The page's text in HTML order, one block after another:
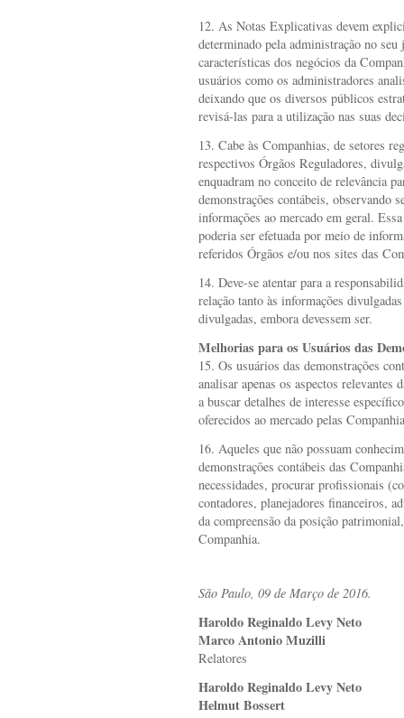
12. As Notas Explicativas devem
determinado pela administração no
características dos negócios da
usuários como os administradores
deixando que os diversos públicos
revisá-las para a utilização nas suas
13. Cabe às Companhias, de setores
respectivos Órgãos Reguladores,
enquadram no conceito de relevância
demonstrações contábeis, observando
informações ao mercado em geral.
poderia ser efetuada por meio de
referidos Órgãos e/ou nos sites das
14. Deve-se atentar para a
relação tanto às informações
divulgadas, embora devessem ser.
Melhorias para os Usuários das
15. Os usuários das demonstrações
analisar apenas os aspectos
a buscar detalhes de interesse
oferecidos ao mercado pelas
16. Aqueles que não possuam
demonstrações contábeis das
necessidades, procurar profissionais
contadores, planejadores financeiros,
da compreensão da posição
Companhia.
São Paulo, 09 de Março de 2016.
Haroldo Reginaldo Levy Neto
Marco Antonio Muzilli
Relatores
Haroldo Reginaldo Levy Neto
Helmut Bossert